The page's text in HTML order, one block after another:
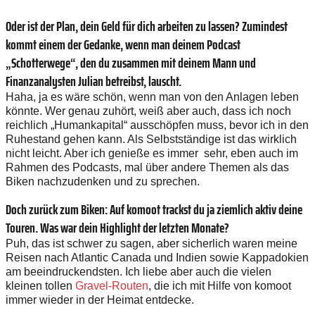
Oder ist der Plan, dein Geld für dich arbeiten zu lassen? Zumindest
kommt einem der Gedanke, wenn man deinem Podcast
„Schotterwege“, den du zusammen mit deinem Mann und
Finanzanalysten Julian betreibst, lauscht.
Haha, ja es wäre schön, wenn man von den Anlagen leben
könnte. Wer genau zuhört, weiß aber auch, dass ich noch
reichlich „Humankapital“ ausschöpfen muss, bevor ich in den
Ruhestand gehen kann. Als Selbstständige ist das wirklich
nicht leicht. Aber ich genieße es immer sehr, eben auch im
Rahmen des Podcasts, mal über andere Themen als das
Biken nachzudenken und zu sprechen.
Doch zurück zum Biken: Auf komoot trackst du ja ziemlich aktiv deine
Touren. Was war dein Highlight der letzten Monate?
Puh, das ist schwer zu sagen, aber sicherlich waren meine
Reisen nach Atlantic Canada und Indien sowie Kappadokien
am beeindruckendsten. Ich liebe aber auch die vielen
kleinen tollen Gravel-Routen, die ich mit Hilfe von komoot
immer wieder in der Heimat entdecke.